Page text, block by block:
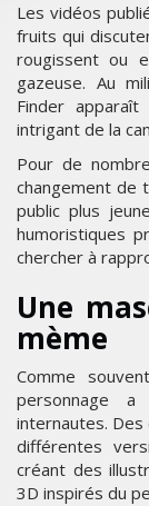
Les vidéos
fruits qui
rougissent ou
gazeuse. Au
Finder apparaît
intrigant de la
Pour de
changement de
public plus
humoristiques
chercher à
Une
mème
Comme
personnage
internautes.
différentes
créant des
3D inspirés du